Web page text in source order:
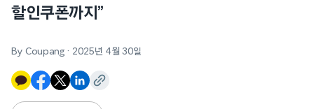
할인쿠폰까지”
By Coupang · 2025년 4월 30일